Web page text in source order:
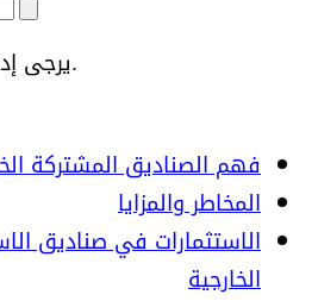
يرجى إدخال على الأقل 4 أحرف.
فهم الصناديق المشتركة
المخاطر والمزايا
الاستثمارات في صناديق
الخارجية